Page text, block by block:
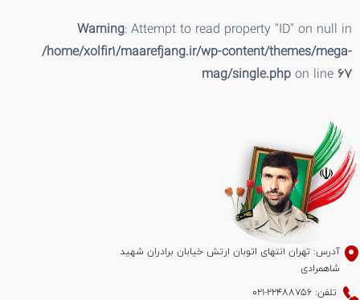
Warning: Attempt to read property "ID" on null in
/home/xolfir1/maarefjang.ir/wp-content/themes/mega-
mag/single.php on line 67
آدرس: تهران انتهای اتوبان ارتش خیابان برادران شهید
شاهمرادی
تلفن: 22488756-021